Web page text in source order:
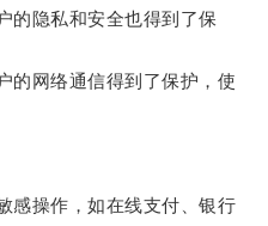
隐私和安全也得到了保
网络通信得到了保护，使
操作，如在线支付、银行